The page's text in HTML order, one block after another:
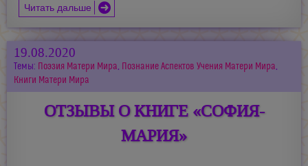
Читать дальше
19.08.2020
Темы: Поэзия Матери Мира, Познание Аспектов Учения Матери Мира,
Книги Матери Мира
ОТЗЫВЫ О КНИГЕ «СОФИЯ-
МАРИЯ»